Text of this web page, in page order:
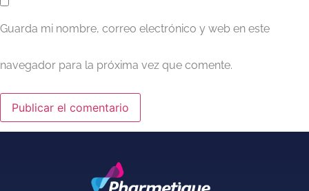
Guarda mi nombre, correo electrónico y web en este
navegador para la próxima vez que comente.